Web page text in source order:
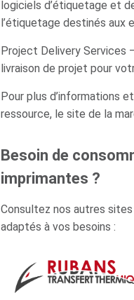
logiciels d’étiquetage et
l’étiquetage destinés
Project Delivery Services
livraison de projet pour
Pour plus d’informations
ressource, le site de la
Besoin de
imprimantes ?
Consultez nos autres
adaptés à vos besoins :